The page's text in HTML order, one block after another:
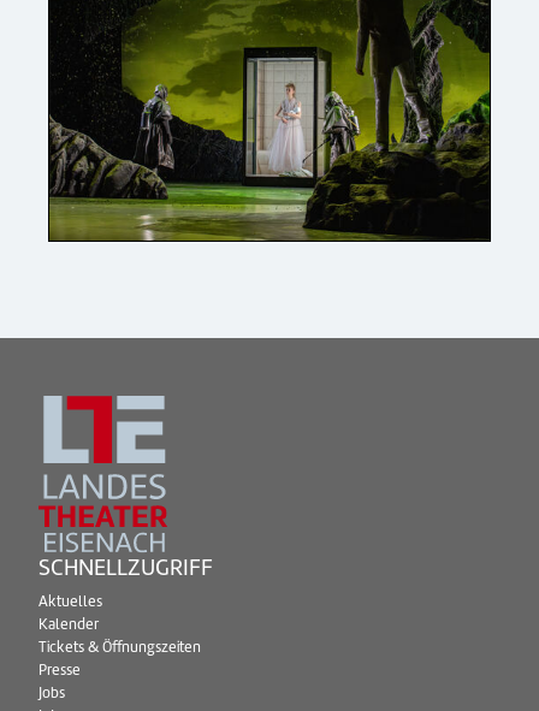
SCHNELLZUGRIFF
Aktuelles
Kalender
Tickets & Öffnungszeiten
Presse
Jobs